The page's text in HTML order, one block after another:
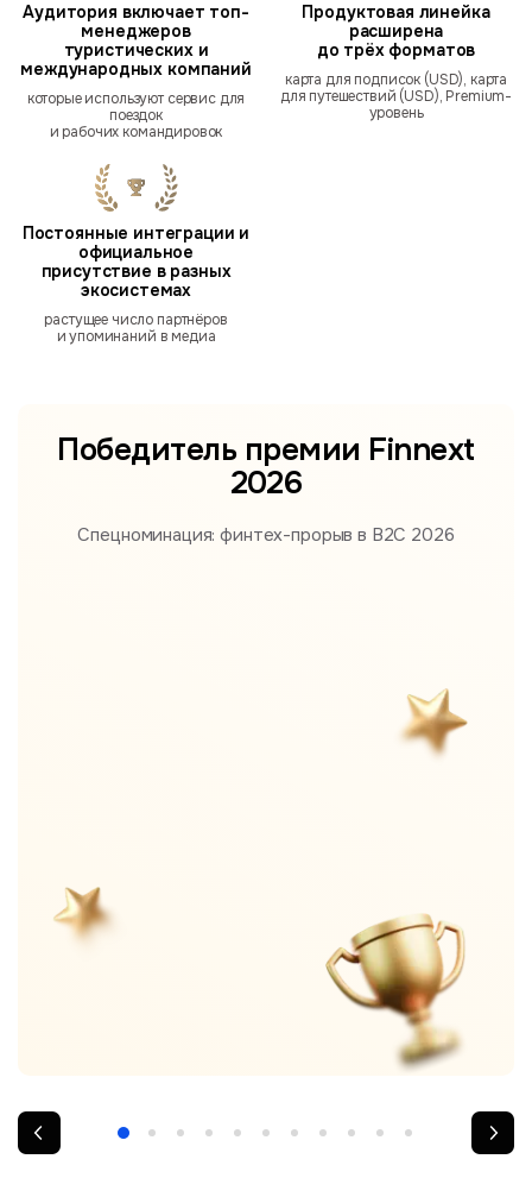
Аудитория включает топ-
менеджеров
туристических и
международных компаний
которые используют сервис для
поездок
и рабочих командировок
Продуктовая линейка
расширена
до трёх форматов
карта для подписок (USD), карта
для путешествий (USD), Premium-
уровень
Постоянные интеграции и
официальное
присутствие в разных
экосистемах
растущее число партнёров
и упоминаний в медиа
Победитель премии Finnext
2026
Спецноминация: финтех-прорыв в B2С 2026